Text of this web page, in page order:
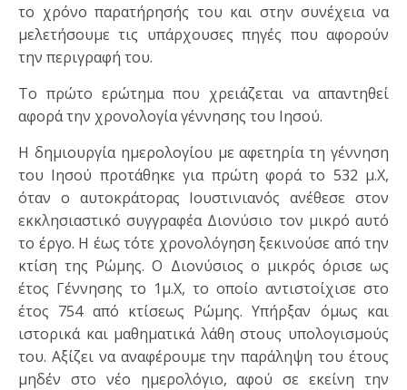
το χρόνο παρατήρησής του και στην συνέχεια να
μελετήσουμε τις υπάρχουσες πηγές που αφορούν
την περιγραφή του.
Το πρώτο ερώτημα που χρειάζεται να απαντηθεί
αφορά την χρονολογία γέννησης του Ιησού.
Η δημιουργία ημερολογίου με αφετηρία τη γέννηση
του Ιησού προτάθηκε για πρώτη φορά το 532 μ.Χ,
όταν ο αυτοκράτορας Ιουστινιανός ανέθεσε στον
εκκλησιαστικό συγγραφέα Διονύσιο τον μικρό αυτό
το έργο. Η έως τότε χρονολόγηση ξεκινούσε από την
κτίση της Ρώμης. Ο Διονύσιος ο μικρός όρισε ως
έτος Γέννησης το 1μ.Χ, το οποίο αντιστοίχισε στο
έτος 754 από κτίσεως Ρώμης. Υπήρξαν όμως και
ιστορικά και μαθηματικά λάθη στους υπολογισμούς
του. Αξίζει να αναφέρουμε την παράληψη του έτους
μηδέν στο νέο ημερολόγιο, αφού σε εκείνη την